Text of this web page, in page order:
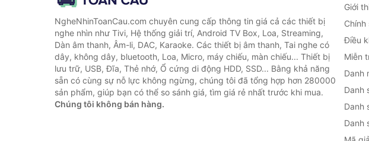
NgheNhinToanCau.com chuyên cung cấp thông tin giá cả các thiết bị
nghe nhìn như Tivi, Hệ thống giải trí, Android TV Box, Loa, Streaming,
Dàn âm thanh, Âm-li, DAC, Karaoke. Các thiết bị âm thanh, Tai nghe có
dây, không dây, bluetooth, Loa, Micro, máy chiếu, màn chiếu... Thiết bị
lưu trữ, USB, Đĩa, Thẻ nhớ, Ổ cứng di động HDD, SSD... Bằng khả năng
sẵn có cùng sự nỗ lực không ngừng, chúng tôi đã tổng hợp hơn 280000
sản phẩm, giúp bạn có thể so sánh giá, tìm giá rẻ nhất trước khi mua.
Chúng tôi không bán hàng.
Giới
Điều
Miễn
Danh
Danh
Danh
Danh